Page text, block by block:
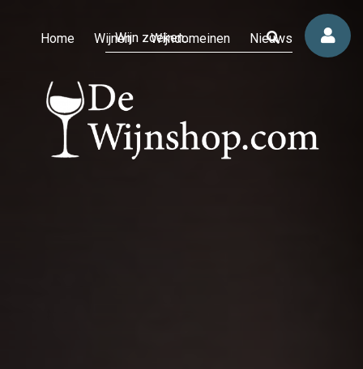
Home Wijnen Wijndomeinen Nieuws